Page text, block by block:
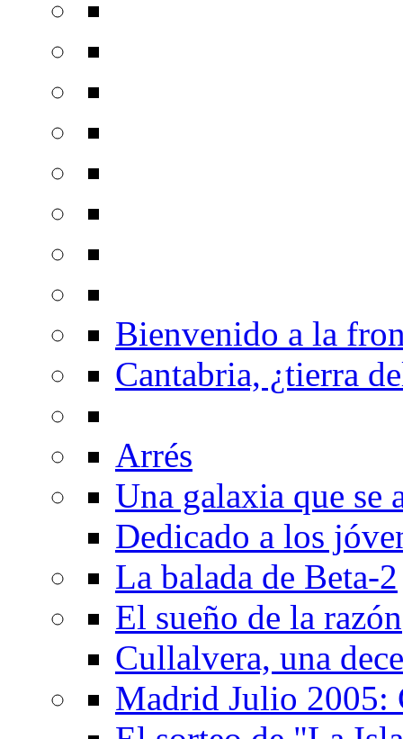
Bienvenido a la
Cantabria, ¿tierra
Arrés
Una galaxia que se
Dedicado a los
La balada de Beta-2
El sueño de la razón
Cullalvera, una
Madrid Julio 2005: